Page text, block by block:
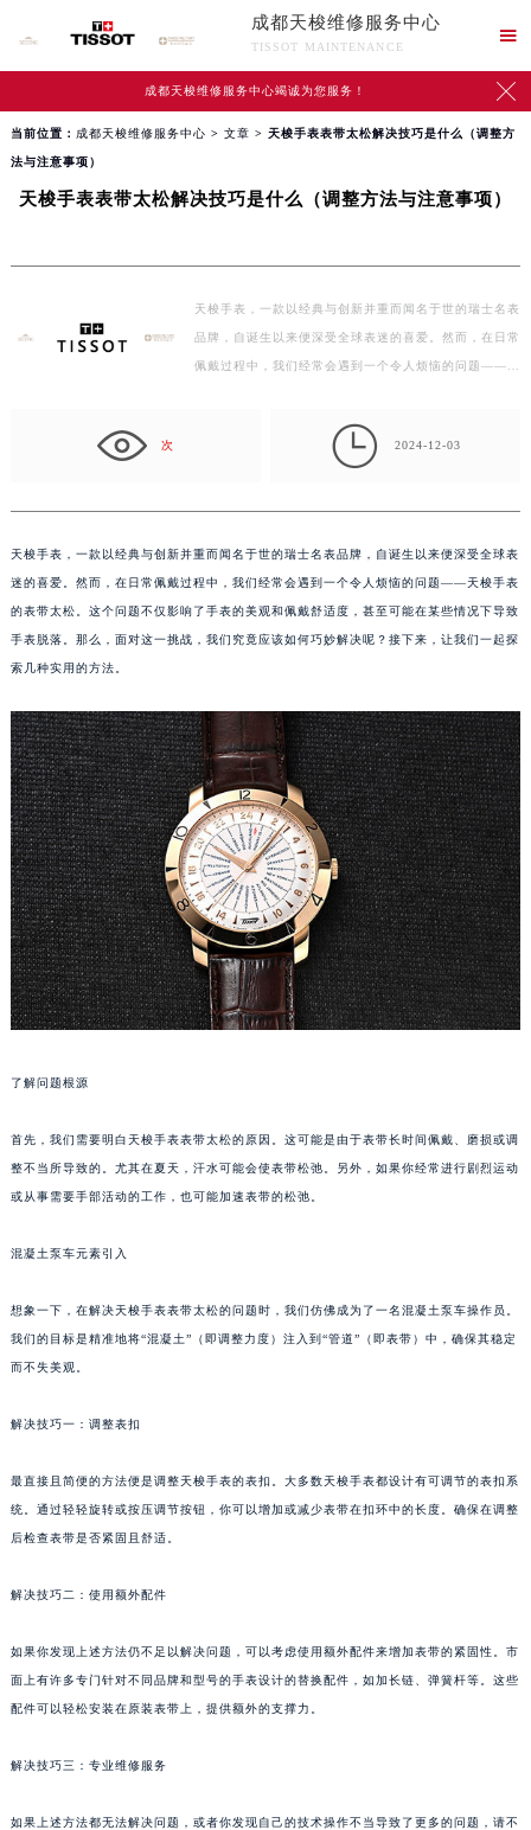
成都天梭维修服务中心
TISSOT MAINTENANCE

成都天梭维修服务中心竭诚为您服务！ 
当前位置： 成都天梭维修服务中心 > 文章 > 天梭手表表带太松解决技巧是什么（调整方
法与注意事项）
天梭手表表带太松解决技巧是什么（调整方法与注意事项）
天梭手表，一款以经典与创新并重而闻名于世的瑞士名表
品牌，自诞生以来便深受全球表迷的喜爱。然而，在日常
佩戴过程中，我们经常会遇到一个令人烦恼的问题——
次  2024-12-03
天梭手表，一款以经典与创新并重而闻名于世的瑞士名表品牌，自诞生以来便深受全球表
迷的喜爱。然而，在日常佩戴过程中，我们经常会遇到一个令人烦恼的问题——天梭手表
的表带太松。这个问题不仅影响了手表的美观和佩戴舒适度，甚至可能在某些情况下导致
手表脱落。那么，面对这一挑战，我们究竟应该如何巧妙解决呢？接下来，让我们一起探
索几种实用的方法。
了解问题根源
首先，我们需要明白天梭手表表带太松的原因。这可能是由于表带长时间佩戴、磨损或调
整不当所导致的。尤其在夏天，汗水可能会使表带松弛。另外，如果你经常进行剧烈运动
或从事需要手部活动的工作，也可能加速表带的松弛。
混凝土泵车元素引入
想象一下，在解决天梭手表表带太松的问题时，我们仿佛成为了一名混凝土泵车操作员。
我们的目标是精准地将“混凝土”（即调整力度）注入到“管道”（即表带）中，确保其稳定
而不失美观。
解决技巧一：调整表扣
最直接且简便的方法便是调整天梭手表的表扣。大多数天梭手表都设计有可调节的表扣系
统。通过轻轻旋转或按压调节按钮，你可以增加或减少表带在扣环中的长度。确保在调整
后检查表带是否紧固且舒适。
解决技巧二：使用额外配件
如果你发现上述方法仍不足以解决问题，可以考虑使用额外配件来增加表带的紧固性。市
面上有许多专门针对不同品牌和型号的手表设计的替换配件，如加长链、弹簧杆等。这些
配件可以轻松安装在原装表带上，提供额外的支撑力。
解决技巧三：专业维修服务
如果上述方法都无法解决问题，或者你发现自己的技术操作不当导致了更多的问题，请不